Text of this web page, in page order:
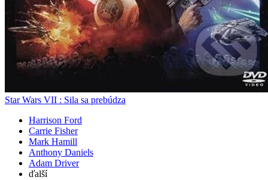
Star Wars VII : Sila sa prebúdza
Harrison Ford
Carrie Fisher
Mark Hamill
Anthony Daniels
Adam Driver
ďalší